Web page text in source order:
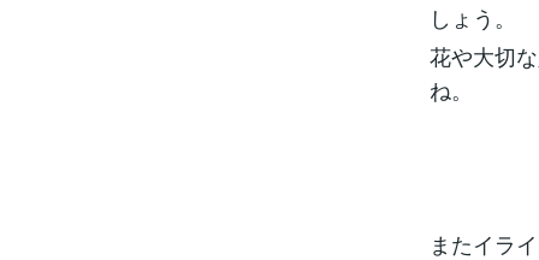
しょう。
花や大切
ね。
またイラ